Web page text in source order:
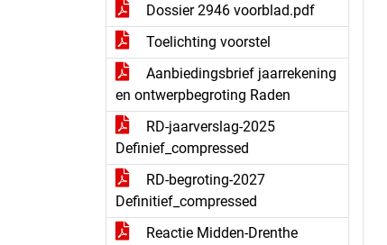
Dossier 2946 voorblad.pdf
Toelichting voorstel
Aanbiedingsbrief jaarrekening
en ontwerpbegroting Raden
RD-jaarverslag-2025
Definief_compressed
RD-begroting-2027
Definitief_compressed
Reactie Midden-Drenthe